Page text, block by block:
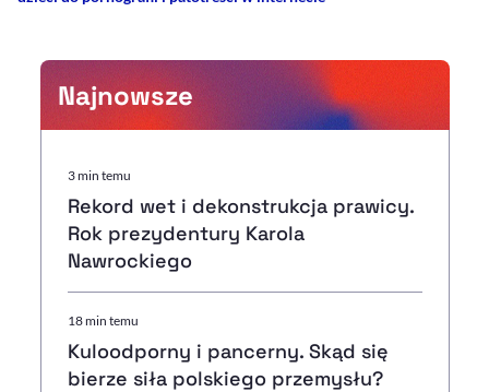
Najnowsze
3 min temu
Rekord wet i dekonstrukcja prawicy.
Rok prezydentury Karola
Nawrockiego
18 min temu
Kuloodporny i pancerny. Skąd się
bierze siła polskiego przemysłu?